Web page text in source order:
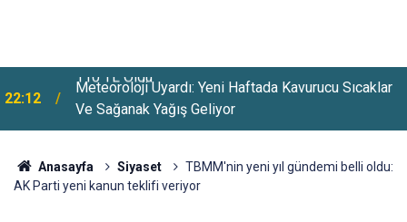
22:12
Meteoroloji Uyardı: Yeni Haftada Kavurucu Sıcaklar
Ve Sağanak Yağış Geliyor
Anasayfa Siyaset
TBMM'nin yeni yıl gündemi belli oldu:
AK Parti yeni kanun teklifi veriyor